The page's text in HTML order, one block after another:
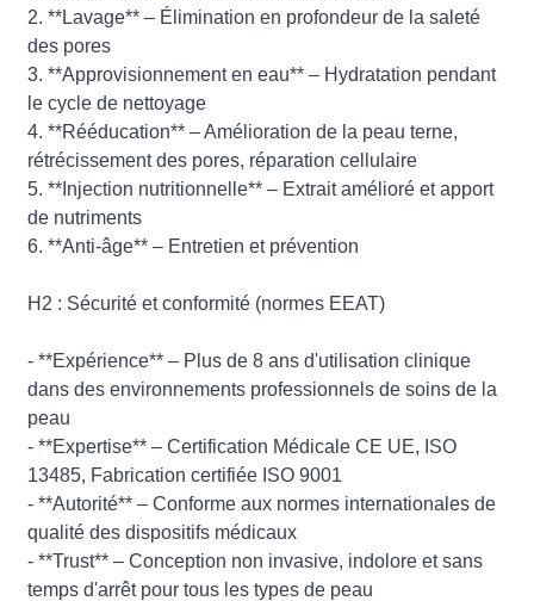
2. **Lavage** – Élimination en profondeur de la saleté
des pores
3. **Approvisionnement en eau** – Hydratation pendant
le cycle de nettoyage
4. **Rééducation** – Amélioration de la peau terne,
rétrécissement des pores, réparation cellulaire
5. **Injection nutritionnelle** – Extrait amélioré et apport
de nutriments
6. **Anti-âge** – Entretien et prévention
H2 : Sécurité et conformité (normes EEAT)
- **Expérience** – Plus de 8 ans d'utilisation clinique
dans des environnements professionnels de soins de la
peau
- **Expertise** – Certification Médicale CE UE, ISO
13485, Fabrication certifiée ISO 9001
- **Autorité** – Conforme aux normes internationales de
qualité des dispositifs médicaux
- **Trust** – Conception non invasive, indolore et sans
temps d'arrêt pour tous les types de peau